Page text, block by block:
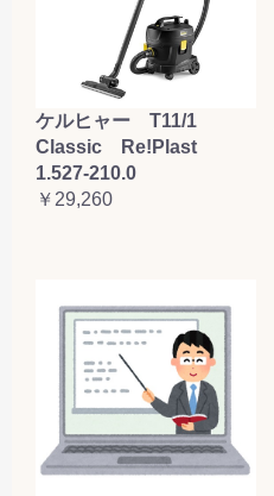
ケルヒャー T11/1
Classic Re!Plast
1.527-210.0
￥29,260